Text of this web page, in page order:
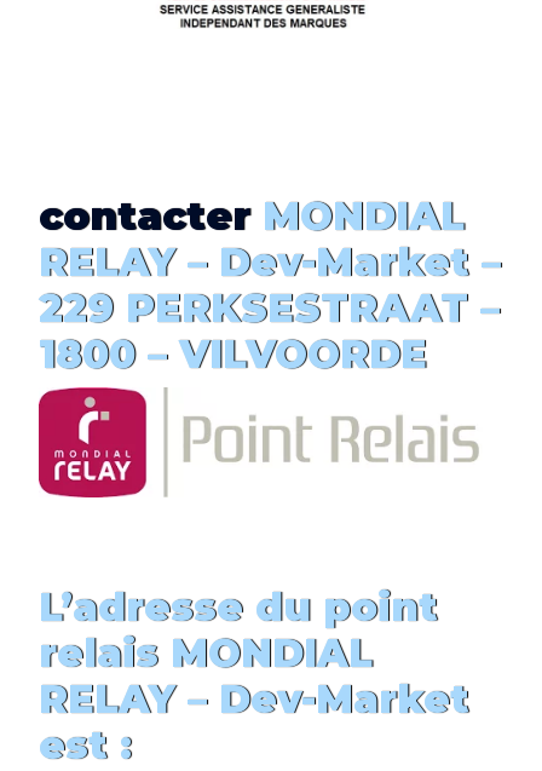
contacterMONDIAL
RELAY – Dev-Market–
229 PERKSESTRAAT –
1800 – VILVOORDE
L’adresse du point
relais MONDIAL
RELAY – Dev-Market
est :